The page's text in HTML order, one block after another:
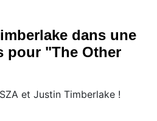
dans une
pour "The Other
et Justin Timberlake !